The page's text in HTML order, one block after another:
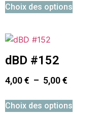
Choix des options
dBD #152
4,00€ – 5,00€
Choix des options